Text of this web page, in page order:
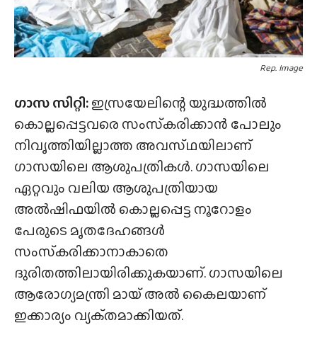
Rep. Image
ഗാസ സിറ്റി:ഇസ്രയേലിന്റെ യുദ്ധത്തിൽ
കൊല്ലപ്പെട്ടവരെ സംസ്‌കരിക്കാൻ പോലും
നിവൃത്തിയില്ലാത്ത അവസ്‌ഥയിലാണ്‌
ഗാസയിലെ ആശുപത്രികൾ. ഗാസയിലെ
ഏറ്റവും വലിയ ആശുപത്രിയായ
അൽഷിഫയിൽ കൊല്ലപ്പെട്ട നൂറോളം
പേരുടെ മൃതദേഹങ്ങൾ
സംസ്‌കരിക്കാനാകാതെ
ദുരിതത്തിലായിരിക്കുകയാണ്. ഗാസയിലെ
ആരോഗ്യമന്ത്രി മായ് അൽ കൈലയാണ്
ഇക്കാര്യം വ്യക്‌തമാക്കിയത്‌.